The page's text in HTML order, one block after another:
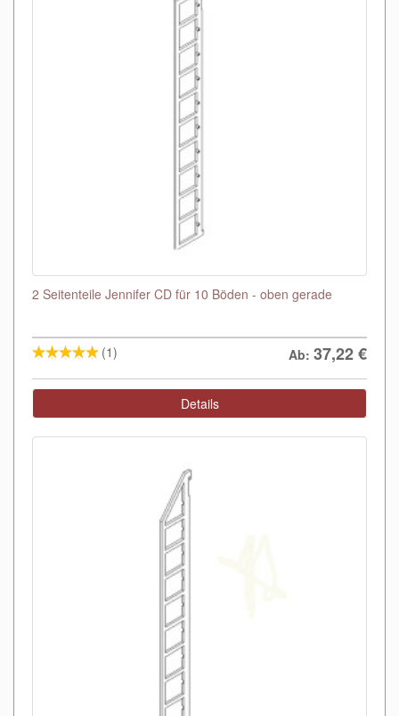
2 Seitenteile Jennifer CD für 10 Böden - oben gerade
(1) Ab: 37,22€
Details